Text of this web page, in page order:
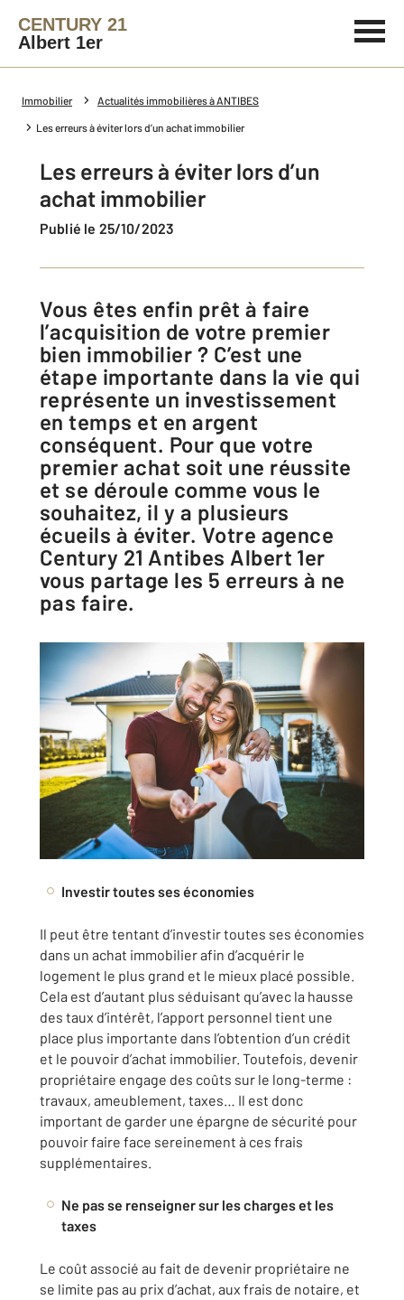
CENTURY 21
Albert 1er
Immobilier Actualités immobilières à ANTIBES
Les erreurs à éviter lors d’un achat immobilier
Les erreurs à éviter lors d’un
achat immobilier
Publié le 25/10/2023
Vous êtes enfin prêt à faire
l’acquisition de votre premier
bien immobilier ? C’est une
étape importante dans la vie qui
représente un investissement
en temps et en argent
conséquent. Pour que votre
premier achat soit une réussite
et se déroule comme vous le
souhaitez, il y a plusieurs
écueils à éviter. Votre agence
Century 21 Antibes Albert 1er
vous partage les 5 erreurs à ne
pas faire.
Investir toutes ses économies
Il peut être tentant d’investir toutes ses économies
dans un achat immobilier afin d’acquérir le
logement le plus grand et le mieux placé possible.
Cela est d’autant plus séduisant qu’avec la hausse
des taux d’intérêt, l’apport personnel tient une
place plus importante dans l’obtention d’un crédit
et le pouvoir d’achat immobilier. Toutefois, devenir
propriétaire engage des coûts sur le long-terme :
travaux, ameublement, taxes… Il est donc
important de garder une épargne de sécurité pour
pouvoir faire face sereinement à ces frais
supplémentaires.
Ne pas se renseigner sur les charges et les
taxes
Le coût associé au fait de devenir propriétaire ne
se limite pas au prix d’achat, aux frais de notaire, et